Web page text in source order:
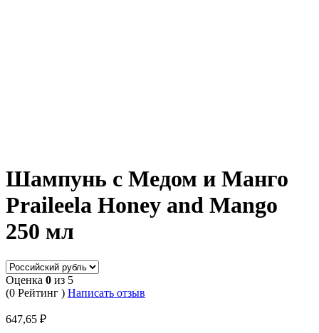
Шампунь с Медом и Манго
Praileela Honey and Mango
250 мл
Оценка 0 из 5
(0 Рейтинг ) Написать отзыв
647,65 ₽